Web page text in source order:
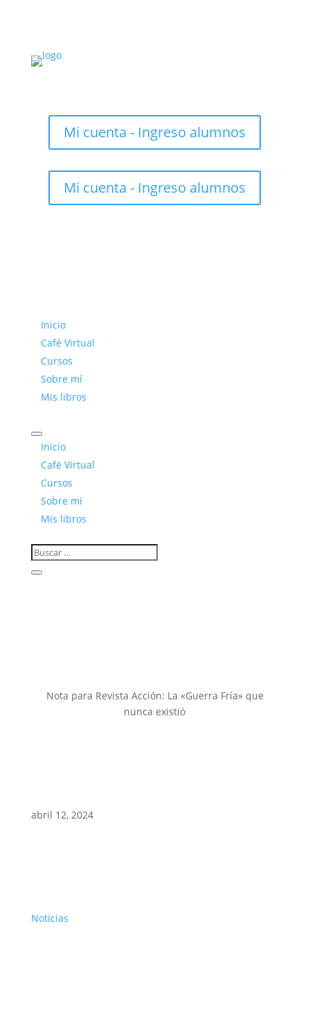
Mi cuenta - Ingreso alumnos
Mi cuenta - Ingreso alumnos
Inicio
Café Virtual
Cursos
Sobre mí
Mis libros
Inicio
Café Virtual
Cursos
Sobre mí
Mis libros
Nota para Revista Acción: La «Guerra Fría» que
nunca existió
abril 12, 2024
Noticias